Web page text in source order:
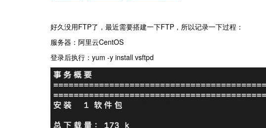
好久没用FTP了，最近需要搭建一下FTP，所以记录一下过程：
服务器：阿里云CentOS
登录后执行：yum -y install vsftpd